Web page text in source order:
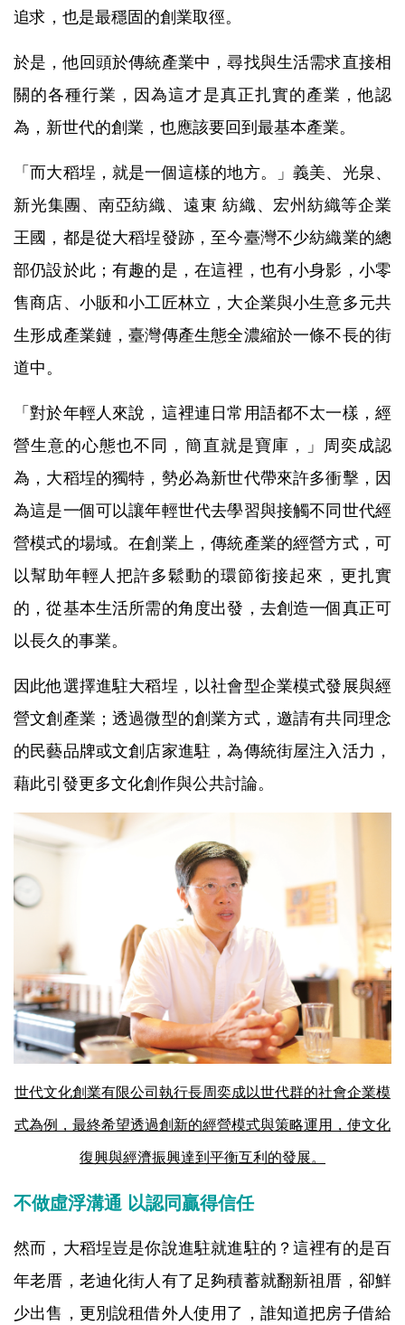
追求，也是最穩固的創業取徑。
於是，他回頭於傳統產業中，尋找與生活需求直接相
關的各種行業，因為這才是真正扎實的產業，他認
為，新世代的創業，也應該要回到最基本產業。
「而大稻埕，就是一個這樣的地方。」義美、光泉、
新光集團、南亞紡織、遠東 紡織、宏州紡織等企業
王國，都是從大稻埕發跡，至今臺灣不少紡織業的總
部仍設於此；有趣的是，在這裡，也有小身影，小零
售商店、小販和小工匠林立，大企業與小生意多元共
生形成產業鏈，臺灣傳產生態全濃縮於一條不長的街
道中。
「對於年輕人來說，這裡連日常用語都不太一樣，經
營生意的心態也不同，簡直就是寶庫，」周奕成認
為，大稻埕的獨特，勢必為新世代帶來許多衝擊，因
為這是一個可以讓年輕世代去學習與接觸不同世代經
營模式的場域。在創業上，傳統產業的經營方式，可
以幫助年輕人把許多鬆動的環節銜接起來，更扎實
的，從基本生活所需的角度出發，去創造一個真正可
以長久的事業。
因此他選擇進駐大稻埕，以社會型企業模式發展與經
營文創產業；透過微型的創業方式，邀請有共同理念
的民藝品牌或文創店家進駐，為傳統街屋注入活力，
藉此引發更多文化創作與公共討論。
世代文化創業有限公司執行長周奕成以世代群的社會企業模
式為例，最終希望透過創新的經營模式與策略運用，使文化
復興與經濟振興達到平衡互利的發展。
不做虛浮溝通 以認同贏得信任
然而，大稻埕豈是你說進駐就進駐的？這裡有的是百
年老厝，老迪化街人有了足夠積蓄就翻新祖厝，卻鮮
少出售，更別說租借外人使用了，誰知道把房子借給